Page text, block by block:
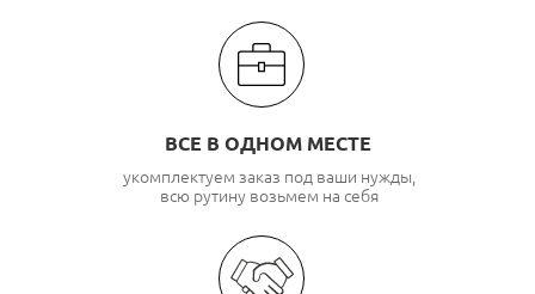
ВСЕ В ОДНОМ МЕСТЕ
укомплектуем заказ под ваши нужды,
всю рутину возьмем на себя